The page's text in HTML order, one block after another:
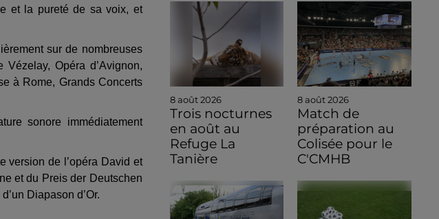
et la pureté de sa voix, et
sur de nombreuses
Opéra d’Avignon,
à Rome, Grands Concerts
sonore immédiatement
version de l’opéra David et
et du Preis der Deutschen
Diapason d’Or.
8 août 2026
Trois nocturnes
en août au
Refuge La
Tanière
8 août 2026
Match de
préparation au
Colisée pour le
C'CMHB